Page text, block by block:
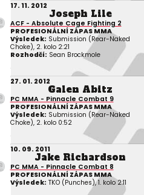
17. 11. 2012
Joseph Lile
ACF - Absolute Cage Fighting 2
PROFESIONÁLNÍ ZÁPAS MMA
Výsledek: Submission (Rear-Naked
Choke), 2. kolo 2:21
Rozhodčí: Sean Brockmole
27. 01. 2012
Galen Abitz
PC MMA - Pinnacle Combat 9
PROFESIONÁLNÍ ZÁPAS MMA
Výsledek: Submission (Rear-Naked
Choke), 2. kolo 0:52
10. 09. 2011
Jake Richardson
PC MMA - Pinnacle Combat 8
PROFESIONÁLNÍ ZÁPAS MMA
Výsledek: TKO (Punches), 1. kolo 2:11